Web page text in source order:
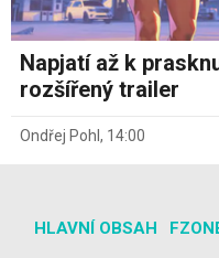
Napjatí až k
rozšířený trailer
Ondřej Pohl , 14:00
HLAVNÍ OBSAH